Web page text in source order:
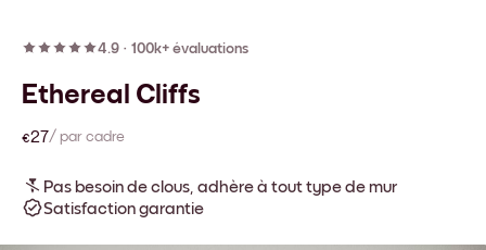
4.9 · 100k+ évaluations
Ethereal Cliffs
€27/ par cadre
Pas besoin de clous, adhère à tout type de mur
Satisfaction garantie